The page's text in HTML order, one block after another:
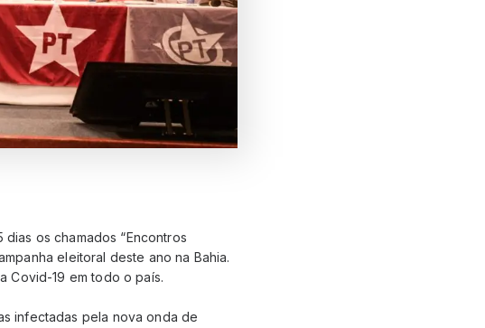
os chamados “Encontros
eleitoral deste ano na Bahia.
Covid-19 em todo o país.
infectadas pela nova onda de